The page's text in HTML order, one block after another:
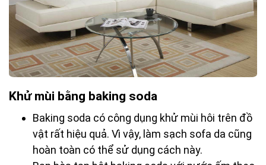
Khử mùi bằng baking soda
Baking soda có công dụng khử mùi hôi trên đồ
vật rất hiệu quả. Vì vậy, làm sạch sofa da cũng
hoàn toàn có thể sử dụng cách này.